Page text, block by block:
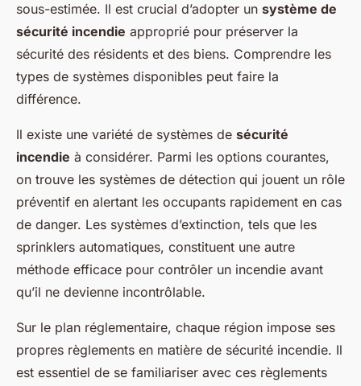
sous-estimée. Il est crucial d’adopter un système de
sécurité incendie approprié pour préserver la
sécurité des résidents et des biens. Comprendre les
types de systèmes disponibles peut faire la
différence.
Il existe une variété de systèmes de sécurité
incendie à considérer. Parmi les options courantes,
on trouve les systèmes de détection qui jouent un rôle
préventif en alertant les occupants rapidement en cas
de danger. Les systèmes d’extinction, tels que les
sprinklers automatiques, constituent une autre
méthode efficace pour contrôler un incendie avant
qu’il ne devienne incontrôlable.
Sur le plan réglementaire, chaque région impose ses
propres règlements en matière de sécurité incendie. Il
est essentiel de se familiariser avec ces règlements